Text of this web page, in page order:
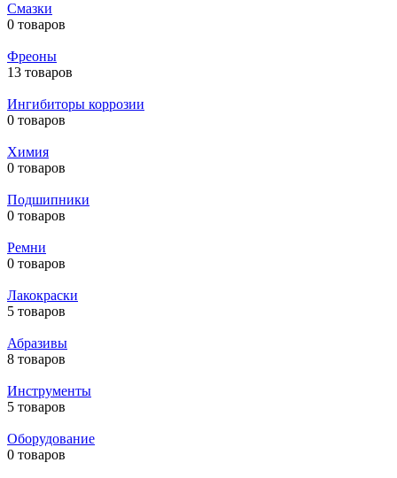
Смазки
0 товаров
Фреоны
13 товаров
Ингибиторы коррозии
0 товаров
Химия
0 товаров
Подшипники
0 товаров
Ремни
0 товаров
Лакокраски
5 товаров
Абразивы
8 товаров
Инструменты
5 товаров
Оборудование
0 товаров